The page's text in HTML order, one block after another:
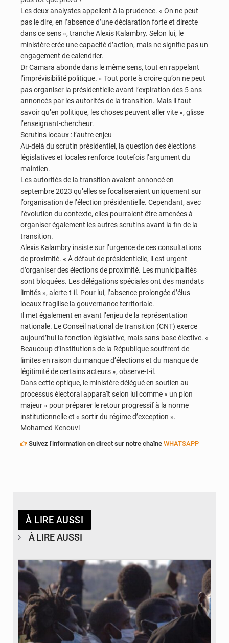
Les deux analystes appellent à la prudence. « On ne peut
pas le dire, en l’absence d’une déclaration forte et directe
dans ce sens », tranche Alexis Kalambry. Selon lui, le
ministère crée une capacité d’action, mais ne signifie pas un
engagement de calendrier.
Dr Camara abonde dans le même sens, tout en rappelant
l’imprévisibilité politique. « Tout porte à croire qu’on ne peut
pas organiser la présidentielle avant l’expiration des 5 ans
annoncés par les autorités de la transition. Mais il faut
savoir qu’en politique, les choses peuvent aller vite », glisse
l’enseignant-chercheur.
Scrutins locaux : l’autre enjeu
Au-delà du scrutin présidentiel, la question des élections
législatives et locales renforce toutefois l’argument du
maintien.
Les autorités de la transition avaient annoncé en
septembre 2023 qu’elles se focaliseraient uniquement sur
l’organisation de l’élection présidentielle. Cependant, avec
l’évolution du contexte, elles pourraient être amenées à
organiser également les autres scrutins avant la fin de la
transition.
Alexis Kalambry insiste sur l’urgence de ces consultations
de proximité. « À défaut de présidentielle, il est urgent
d’organiser des élections de proximité. Les municipalités
sont bloquées. Les délégations spéciales ont des mandats
limités », alerte-t-il. Pour lui, l’absence prolongée d’élus
locaux fragilise la gouvernance territoriale.
Il met également en avant l’enjeu de la représentation
nationale. Le Conseil national de transition (CNT) exerce
aujourd’hui la fonction législative, mais sans base élective. «
Beaucoup d’institutions de la République souffrent de
limites en raison du manque d’élections et du manque de
légitimité de certains acteurs », observe-t-il.
Dans cette optique, le ministère délégué en soutien au
processus électoral apparaît selon lui comme « un pion
majeur » pour préparer le retour progressif à la norme
institutionnelle et « sortir du régime d’exception ».
Mohamed Kenouvi
Suivez l'information en direct sur notre chaîne WHATSAPP
À LIRE AUSSI
À LIRE AUSSI
© OIM